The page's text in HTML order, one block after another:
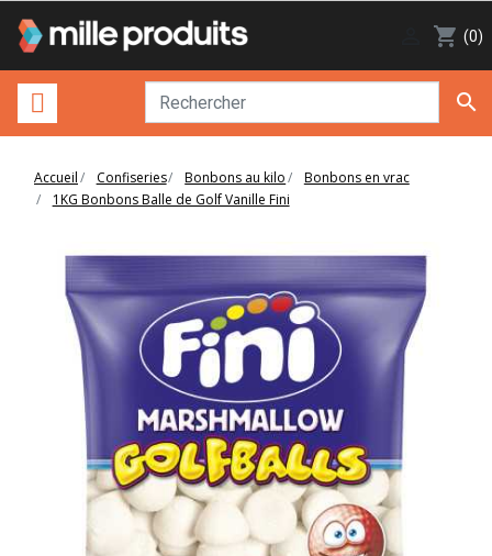
shopping_cart (0)

Accueil Confiseries Bonbons au kilo
Bonbons en vrac
1KG Bonbons Balle de Golf Vanille Fini